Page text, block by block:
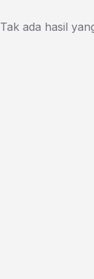
Tak ada hasil